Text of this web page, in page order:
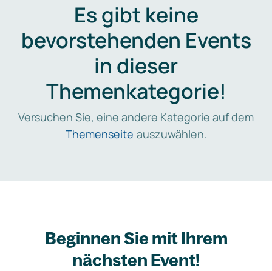
Es gibt keine
bevorstehenden Events
in dieser
Themenkategorie!
Versuchen Sie, eine andere Kategorie auf dem
Themenseite auszuwählen.
Beginnen Sie mit Ihrem
nächsten Event!